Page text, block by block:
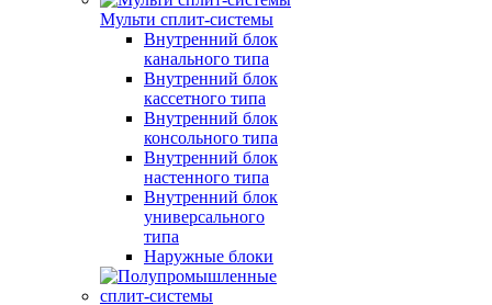
Мульти сплит-системы
Внутренний блок
канального типа
Внутренний блок
кассетного типа
Внутренний блок
консольного типа
Внутренний блок
настенного типа
Внутренний блок
универсального
типа
Наружные блоки